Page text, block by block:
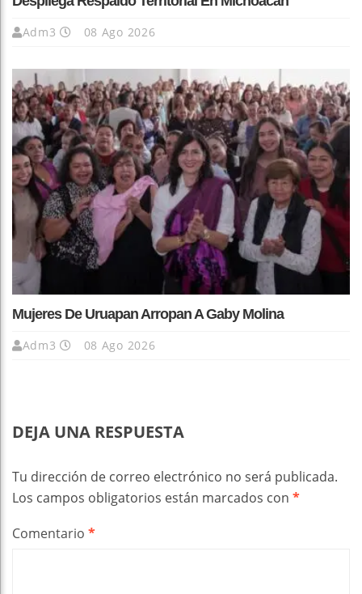
Adm3 08 Ago 2026
Mujeres De Uruapan Arropan A Gaby Molina
Adm3 08 Ago 2026
DEJA UNA RESPUESTA
Tu dirección de correo electrónico no será publicada.
Los campos obligatorios están marcados con *
Comentario *